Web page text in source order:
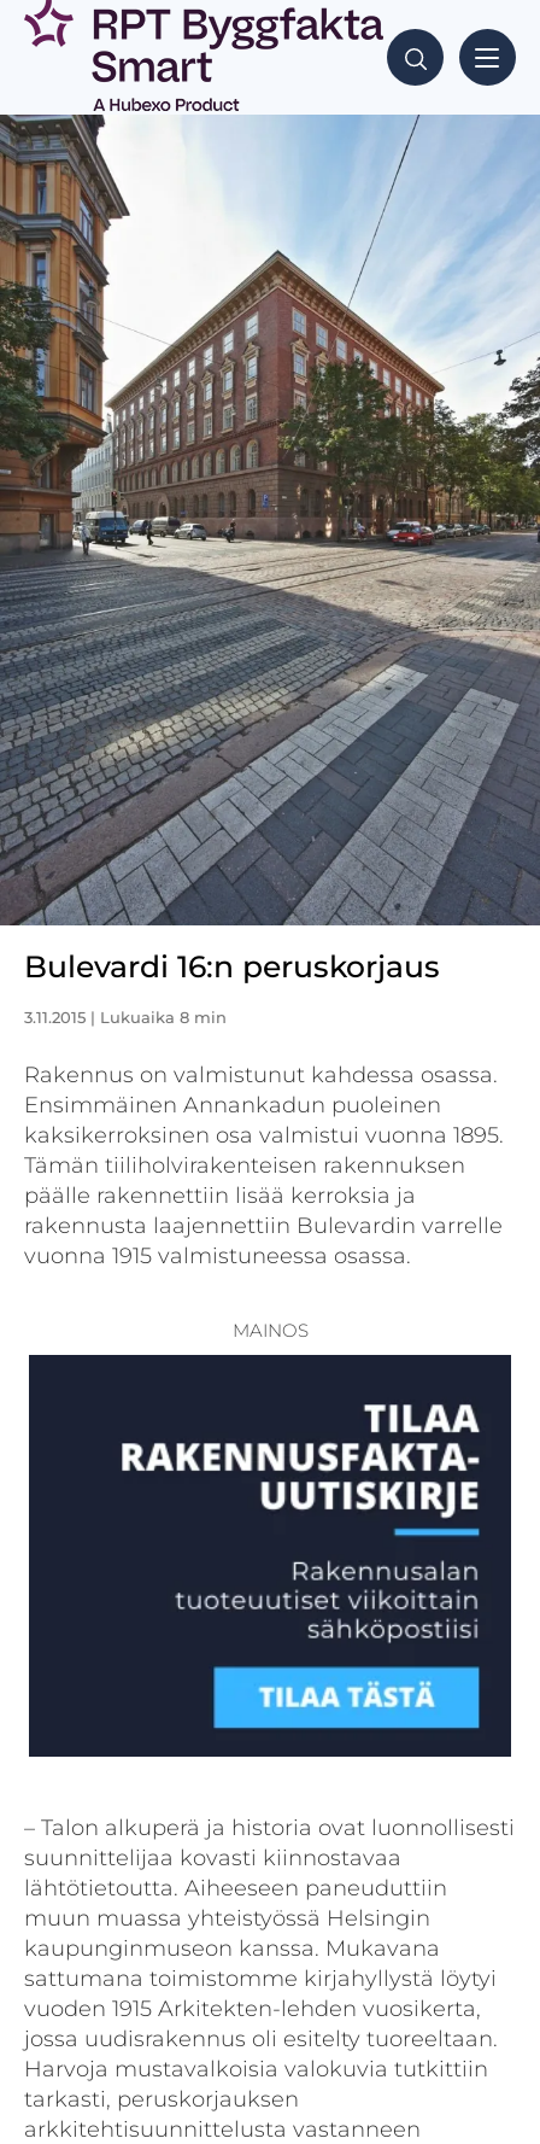
Bulevardi 16:n peruskorjaus
3.11.2015 | Lukuaika 8 min
Rakennus on valmistunut kahdessa osassa.
Ensimmäinen Annankadun puoleinen
kaksikerroksinen osa valmistui vuonna 1895.
Tämän tiiliholvirakenteisen rakennuksen
päälle rakennettiin lisää kerroksia ja
rakennusta laajennettiin Bulevardin varrelle
vuonna 1915 valmistuneessa osassa.
– Talon alkuperä ja historia ovat luonnollisesti
suunnittelijaa kovasti kiinnostavaa
lähtötietoutta. Aiheeseen paneuduttiin
muun muassa yhteistyössä Helsingin
kaupunginmuseon kanssa. Mukavana
sattumana toimistomme kirjahyllystä löytyi
vuoden 1915 Arkitekten-lehden vuosikerta,
jossa uudisrakennus oli esitelty tuoreeltaan.
Harvoja mustavalkoisia valokuvia tutkittiin
tarkasti, peruskorjauksen
arkkitehtisuunnittelusta vastanneen